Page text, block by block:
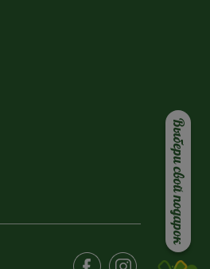
Выбери свой подарок